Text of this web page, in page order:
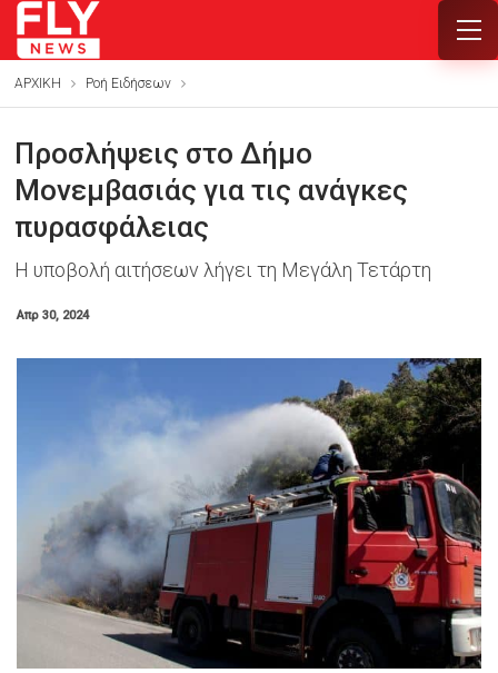
ΑΡΧΙΚΗ Ροή Ειδήσεων
Προσλήψεις στο Δήμο
Μονεμβασιάς για τις ανάγκες
πυρασφάλειας
Η υποβολή αιτήσεων λήγει τη Μεγάλη Τετάρτη
Απρ 30, 2024